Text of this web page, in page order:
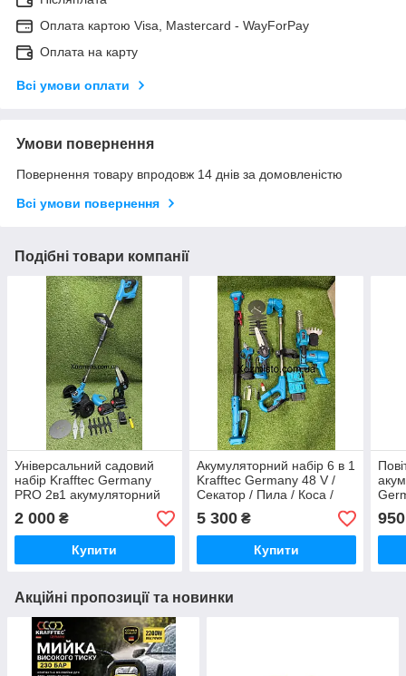
Оплата картою Visa, Mastercard - WayForPay
Оплата на карту
Всі умови оплати
Умови повернення
Повернення товару впродовж 14 днів за домовленістю
Всі умови повернення
Подібні товари компанії
Універсальний садовий
набір Krafftec Germany
PRO 2в1 акумуляторний
тример AZ144/PRO та
мініпила DUC155Z
UR150DWAE 48 V 6 Ah
2 000 ₴
Купити
Акумуляторний набір 6 в 1
Krafftec Germany 48 V /
Секатор / Пила / Коса /
Повітродувка /
Подовжувач / Кущоріз
5 300₴
Купити
950
Акційні пропозиції та новинки